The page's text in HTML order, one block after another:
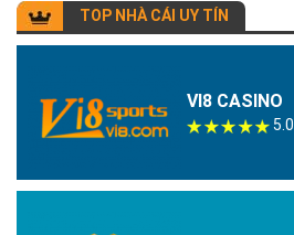
TOP NHÀ CÁI UY TÍN
VI8 CASINO
5.0